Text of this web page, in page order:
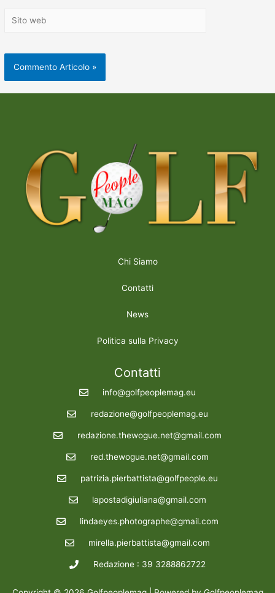
Chi Siamo
Contatti
News
Politica sulla Privacy
Contatti
info@golfpeoplemag.eu
redazione@golfpeoplemag.eu
redazione.thewogue.net@gmail.com
red.thewogue.net@gmail.com
patrizia.pierbattista@golfpeople.eu
lapostadigiuliana@gmail.com
lindaeyes.photographe@gmail.com
mirella.pierbattista@gmail.com
Redazione : 39 3288862722